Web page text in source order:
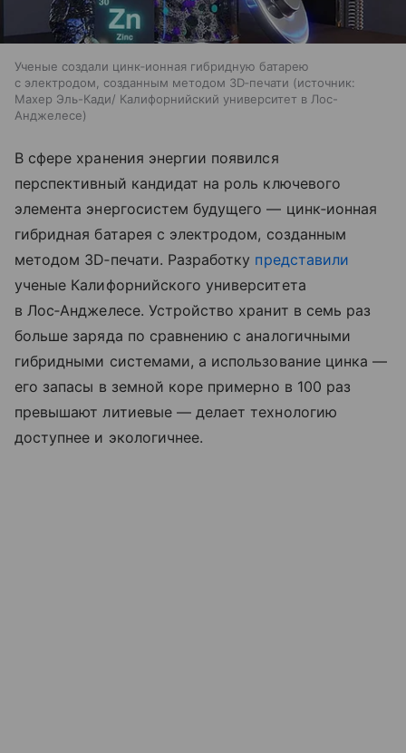
Ученые создали цинк‑ионная гибридную батарею
с электродом, созданным методом 3D‑печати
источник:
Махер Эль-Кади/ Калифорнийский университет в Лос-
Анджелесе
В сфере хранения энергии появился
перспективный кандидат на роль ключевого
элемента энергосистем будущего — цинк‑ионная
гибридная батарея с электродом, созданным
методом 3D‑печати. Разработку представили
ученые Калифорнийского университета
в Лос‑Анджелесе. Устройство хранит в семь раз
больше заряда по сравнению с аналогичными
гибридными системами, а использование цинка —
его запасы в земной коре примерно в 100 раз
превышают литиевые — делает технологию
доступнее и экологичнее.